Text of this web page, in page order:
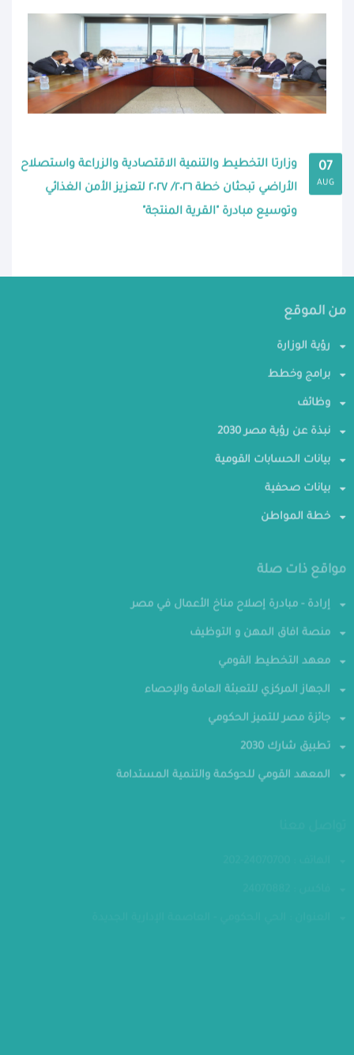
07
AUG
وزارتا التخطيط والتنمية الاقتصادية والزراعة واستصلاح
الأراضي تبحثان خطة ٢٠٢٦/ ٢٠٢٧ لتعزيز الأمن الغذائي
وتوسيع مبادرة "القرية المنتجة"
من الموقع
رؤية الوزارة
برامج وخطط
وظائف
نبذة عن رؤية مصر 2030
بيانات الحسابات القومية
بيانات صحفية
خطة المواطن
مواقع ذات صلة
إرادة - مبادرة إصلاح مناخ الأعمال في مصر
منصة افاق المهن و التوظيف
معهد التخطيط القومي
الجهاز المركزي للتعبئة العامة والإحصاء
جائزة مصر للتميز الحكومي
تطبيق شارك 2030
المعهد القومي للحوكمة والتنمية المستدامة